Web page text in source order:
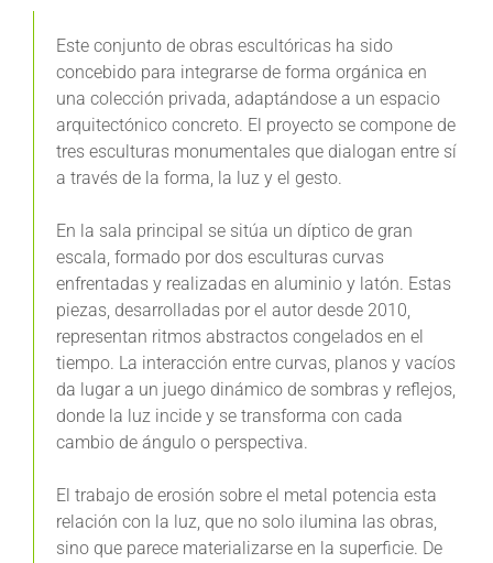
Este conjunto de obras escultóricas ha sido
concebido para integrarse de forma orgánica en
una colección privada, adaptándose a un espacio
arquitectónico concreto. El proyecto se compone de
tres esculturas monumentales que dialogan entre sí
a través de la forma, la luz y el gesto.
En la sala principal se sitúa un díptico de gran
escala, formado por dos esculturas curvas
enfrentadas y realizadas en aluminio y latón. Estas
piezas, desarrolladas por el autor desde 2010,
representan ritmos abstractos congelados en el
tiempo. La interacción entre curvas, planos y vacíos
da lugar a un juego dinámico de sombras y reflejos,
donde la luz incide y se transforma con cada
cambio de ángulo o perspectiva.
El trabajo de erosión sobre el metal potencia esta
relación con la luz, que no solo ilumina las obras,
sino que parece materializarse en la superficie. De